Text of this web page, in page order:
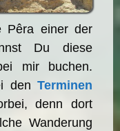
Pêra einer der
Du diese
mir buchen.
den Terminen
denn dort
Wanderung